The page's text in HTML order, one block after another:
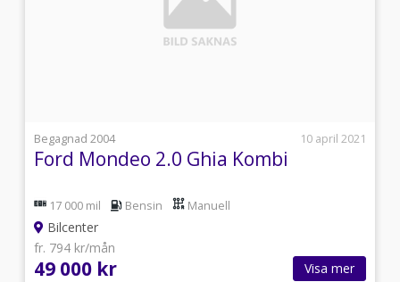
Begagnad 2004 10 april 2021
Ford Mondeo 2.0 Ghia Kombi
17 000 mil Bensin Manuell
Bilcenter
fr. 794 kr/mån
49 000 kr Visa mer